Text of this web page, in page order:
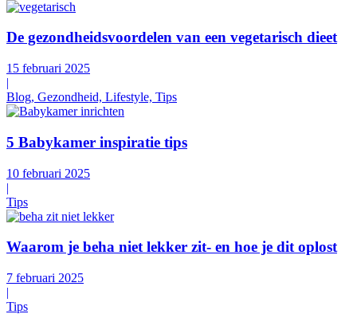
De gezondheidsvoordelen van een vegetarisch dieet
15 februari 2025
|
Blog, Gezondheid, Lifestyle, Tips
5 Babykamer inspiratie tips
10 februari 2025
|
Tips
Waarom je beha niet lekker zit- en hoe je dit oplost
7 februari 2025
|
Tips